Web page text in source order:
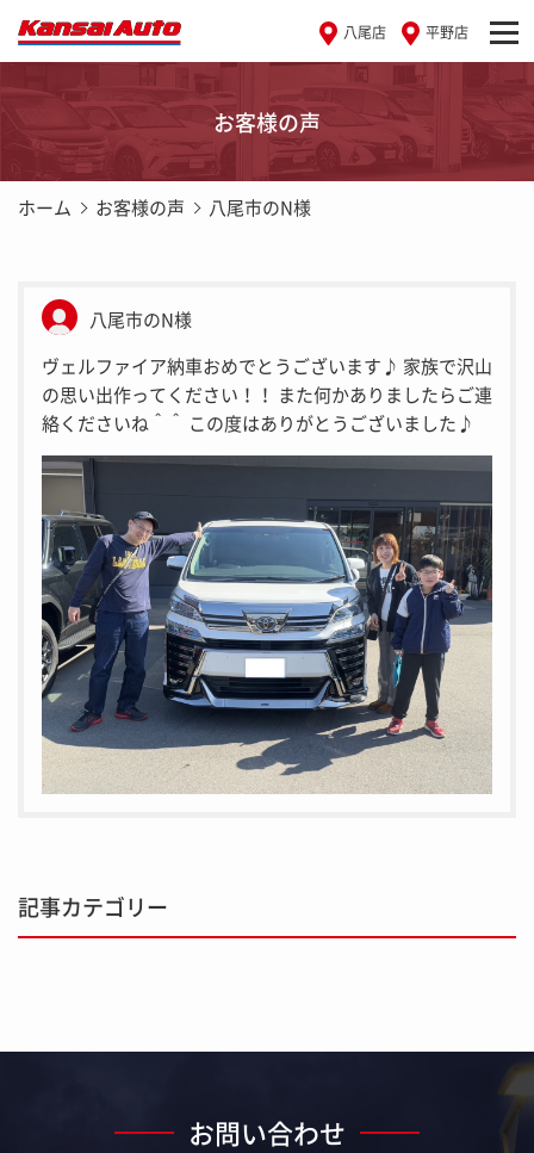
八尾店 平野店
お客様の声
ホーム お客様の声 八尾市のN様
八尾市のN様
ヴェルファイア納車おめでとうございます♪ 家族で沢山
の思い出作ってください！！ また何かありましたらご連
絡くださいね＾＾ この度はありがとうございました♪
記事カテゴリー
お問い合わせ